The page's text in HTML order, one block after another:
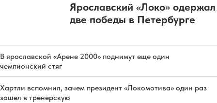
Ярославский «Локо» одержал
две победы в Петербурге
В ярославской «Арене 2000» поднимут еще один
чемпионский стяг
Хартли вспомнил, зачем президент «Локомотива» один раз
зашел в тренерскую